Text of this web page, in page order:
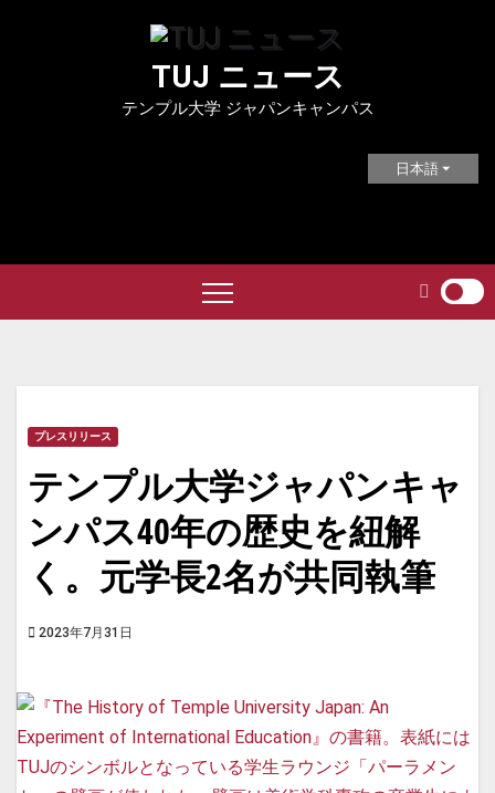
TUJ ニュース
テンプル大学 ジャパンキャンパス
日本語
プレスリリース
テンプル大学ジャパンキャ
ンパス40年の歴史を紐解
く。元学長2名が共同執筆
2023年7月31日